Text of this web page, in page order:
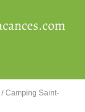
/ Camping Saint-